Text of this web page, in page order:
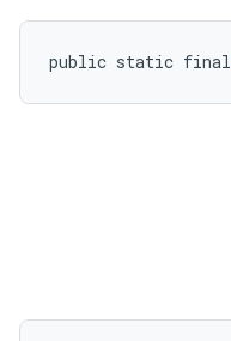
public static final